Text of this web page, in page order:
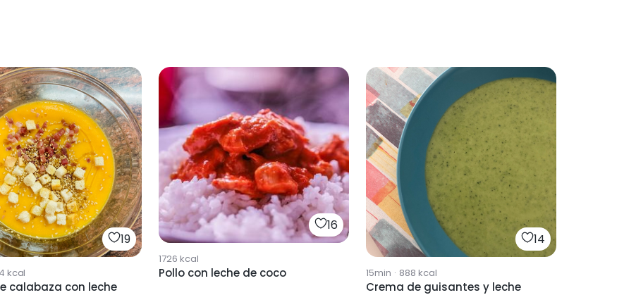
19
kcal
calabaza con leche
16
1726 kcal
Pollo con leche de coco
14
15min · 888 kcal
Crema de guisantes y leche